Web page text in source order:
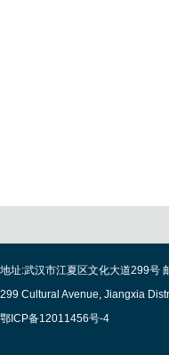
地址:武汉市江夏区文化大道299号
299 Cultural Avenue, Jiangxia
鄂ICP备12011456号-4